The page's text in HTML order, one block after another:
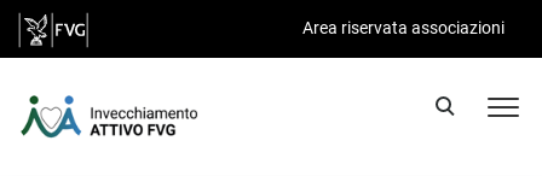
Salta al contenuto principale
Area riservata associazioni